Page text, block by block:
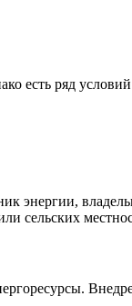
есть ряд
энергии,
сельских